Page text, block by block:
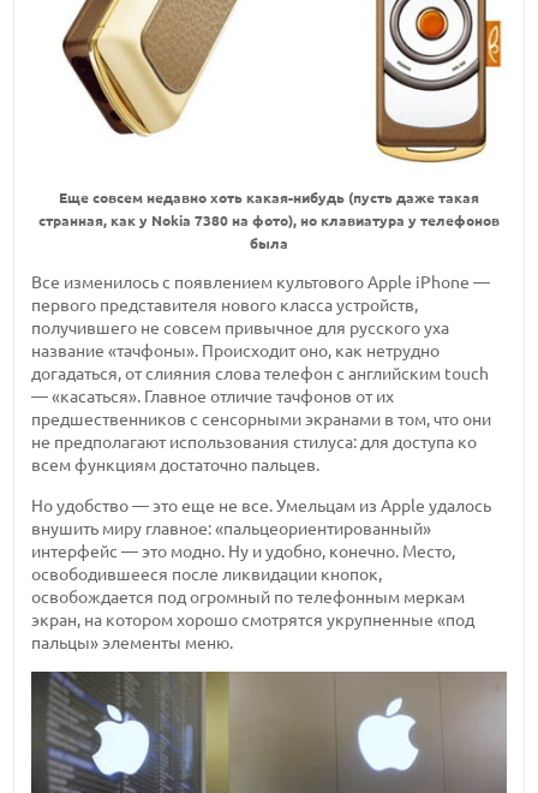
Еще совсем недавно хоть какая-нибудь (пусть даже такая
странная, как у Nokia 7380 на фото), но клавиатура у телефонов
была
Все изменилось с появлением культового Apple iPhone —
первого представителя нового класса устройств,
получившего не совсем привычное для русского уха
название «тачфоны». Происходит оно, как нетрудно
догадаться, от слияния слова телефон с английским touch
— «касаться». Главное отличие тачфонов от их
предшественников с сенсорными экранами в том, что они
не предполагают использования стилуса: для доступа ко
всем функциям достаточно пальцев.
Но удобство — это еще не все. Умельцам из Apple удалось
внушить миру главное: «пальцеориентированный»
интерфейс — это модно. Ну и удобно, конечно. Место,
освободившееся после ликвидации кнопок,
освобождается под огромный по телефонным меркам
экран, на котором хорошо смотрятся укрупненные «под
пальцы» элементы меню.